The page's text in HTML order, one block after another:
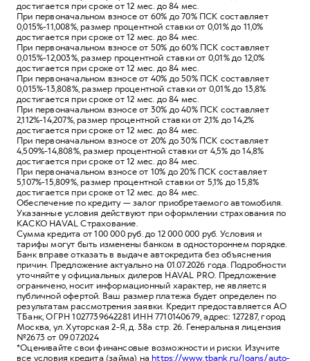
достигается при сроке от 12 мес. до 84 мес.
При первоначальном взносе от 60% до 70% ПСК составляет
0,015%-11,008%, размер процентной ставки от 0,01% до 11,0%
достигается при сроке от 12 мес. до 84 мес.
При первоначальном взносе от 50% до 60% ПСК составляет
0,015%-12,003%, размер процентной ставки от 0,01% до 12,0%
достигается при сроке от 12 мес. до 84 мес.
При первоначальном взносе от 40% до 50% ПСК составляет
0,015%-13,808%, размер процентной ставки от 0,01% до 13,8%
достигается при сроке от 12 мес. до 84 мес.
При первоначальном взносе от 30% до 40% ПСК составляет
2,112%-14,207%, размер процентной ставки от 2,1% до 14,2%
достигается при сроке от 12 мес. до 84 мес.
При первоначальном взносе от 20% до 30% ПСК составляет
4,509%-14,808%, размер процентной ставки от 4,5% до 14,8%
достигается при сроке от 12 мес. до 84 мес.
При первоначальном взносе от 10% до 20% ПСК составляет
5,107%-15,809%, размер процентной ставки от 5,1% до 15,8%
достигается при сроке от 12 мес. до 84 мес.
Обеспечение по кредиту — залог приобретаемого автомобиля.
Указанные условия действуют при оформлении страхования по
КАСКО HAVAL Страхование.
Сумма кредита от 100 000 руб. до 12 000 000 руб. Условия и
тарифы могут быть изменены банком в одностороннем порядке.
Банк вправе отказать в выдаче автокредита без объяснения
причин. Предложение актуально на 01.07.2026 года. Подробности
уточняйте у официальных дилеров HAVAL PRO. Предложение
ограничено, носит информационный характер, не является
публичной офертой. Ваш размер платежа будет определен по
результатам рассмотрения заявки. Кредит предоставляется АО
ТБанк, ОГРН 1027739642281 ИНН 7710140679, адрес: 127287, город
Москва, ул. Хуторская 2-Я, д. 38а стр. 26. Генеральная лицензия
№2673 от 09.07.2024
*Оценивайте свои финансовые возможности и риски. Изучите
все условия кредита (займа) наhttps://www.tbank.ru/loans/auto-